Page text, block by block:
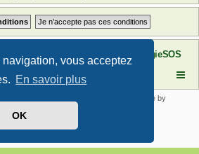
vous acceptez
En savoir plus
OK
Forum de l'association FibromyalgieSOS
Forum Software © phpBB Limited | SE Square by
Traduit par